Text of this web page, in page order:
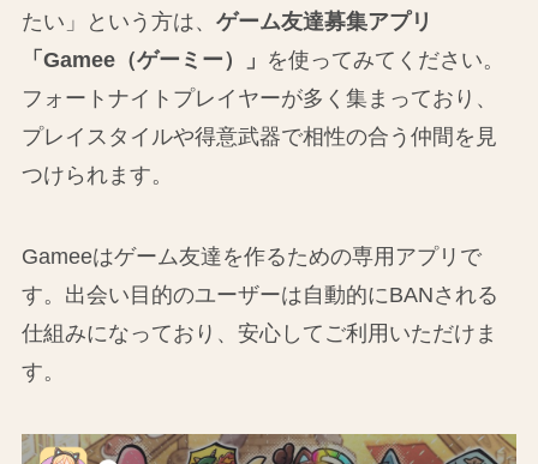
たい」という方は、 ゲーム友達募集アプリ
「Gamee（ゲーミー）」 を使ってみてください。
フォートナイトプレイヤーが多く集まっており、
プレイスタイルや得意武器で相性の合う仲間を見
つけられます。
Gameeはゲーム友達を作るための専用アプリで
す。出会い目的のユーザーは自動的にBANされる
仕組みになっており、安心してご利用いただけま
す。